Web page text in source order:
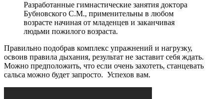
Разработанные гимнастические занятия доктора
Бубновского С.М., применительны в любом
возрасте начиная от младенцев и заканчивая
людьми пожилого возраста.
Правильно подобрав комплекс упражнений и нагрузку,
освоив правила дыхания, результат не заставит себя ждать.
Можно предположить, что если очень захотеть, станцевать
сальса можно будет запросто. Успехов вам.